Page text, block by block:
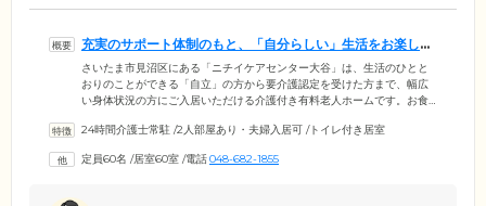
充実のサポート体制のもと、「自分らしい」生活をお楽しみ
ください
さいたま市見沼区にある「ニチイケアセンター大谷」は、生活のひとと
おりのことができる「自立」の方から要介護認定を受けた方まで、幅広
い身体状況の方にご入居いただける介護付き有料老人ホームです。お食
へのお付き添いなど、お一人おひとりに寄り添ったサポートをご提供。
好きな家具のお持ち込みも可能ですので、ご自身のライフスタイルに合
24時間介護士常駐 /2人部屋あり・夫婦入居可 /トイレ付き居室
定員60名 /居室60室 /電話048-682-1855